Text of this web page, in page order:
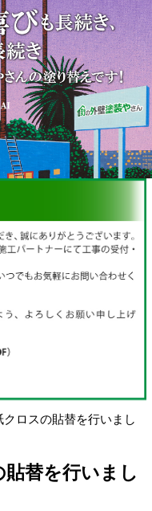
ロスの貼替を行いまし
替を行いまし